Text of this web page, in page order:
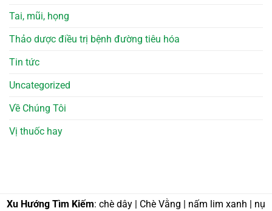
Tai, mũi, họng
Thảo dược điều trị bệnh đường tiêu hóa
Tin tức
Uncategorized
Về Chúng Tôi
Vị thuốc hay
Xu Hướng Tìm Kiếm: chè dây | Chè Vằng | nấm lim xanh | nụ